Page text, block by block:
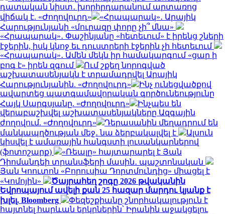
դատական նիստ․ խորհրդարանում արտառոց
վիճակ է. «Ժողովուրդ»
«Հրապարակ»․ Արայիկ
Հարությունյանի «մուրազը փորը չի՞ մնա»
«Հրապարակ»․ Փաշինյանը «հետեւում» է իրենց շների
էջերին, իսկ կնոջ եւ դուստրերի էջերին չի հետեւում
«Հրապարակ»․ Ամեն մեկն իր համակարգում «ցար ի
բոգ է» իրեն զգում
Ում շքեղ նորոգված
աշխատասենյակն է տրամադրվել Արայիկ
Հարությունյանին. «Ժողովուրդ»
Ինչ ունեցվածքով
ավարտեց պատգամավորական գործունեությունը
Հայկ Սարգսյանը. «Ժողովուրդ»
Ինչպես են
վերաբաշխվել աշխատասենյակները Ազգային
ժողովում. «Ժողովուրդ»
Դերասանին մեղադրում են
մանկապղծության մեջ․ նա ձերբակալվել է
Ալսուն
կիսվել է ամառային հանգստի լուսանկարներով
(ֆոտոշարք)
«Ռեալը» հայտարարել է Յան
Դիոմանդեի տրանսֆերի մասին․ պաշտոնական
Յան Կոուտոն «Բորուսիա Դորտմունդից» միացել է
«Կոմոյին»
Ծայրահեղ շոգը 2026 թվականին
Եվրոպայում ավելի քան 25 հազար մարդու կյանք է
խլել. Bloomberg
Փեզեշքիանը շնորհակալություն է
հայտնել հարևան երկրներին՝ Իրանին աջակցելու